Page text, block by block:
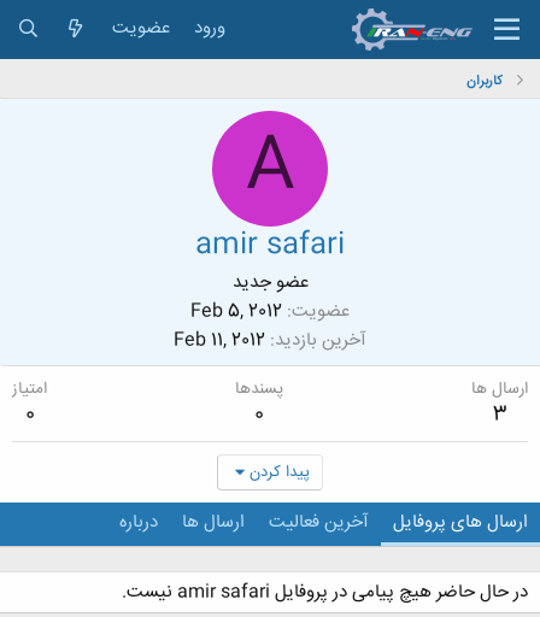
ورود عضویت
کاربران
A
amir safari
عضو جدید
عضویت Feb 5, 2012
آخرین بازدید Feb 11, 2012
ارسال ها
3
پسندها
0
امتیاز
0
پیدا کردن
ارسال های پروفایل آخرین فعالیت ارسال ها درباره
در حال حاضر هیچ پیامی در پروفایل amir safari نیست.